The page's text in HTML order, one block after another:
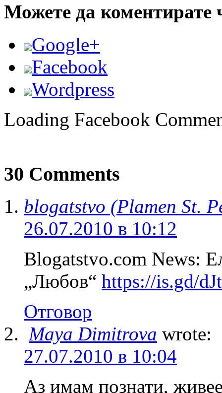
Можете да коментирате
Google+
Facebook
Wordpress
Loading Facebook
30 Comments
blogatstvo (Plamen St.
26.07.2010 в 10:12
Blogatstvo.com News:
„Любов“ https://is.gd/
Отговор
Maya Dimitrova wrote:
27.07.2010 в 10:04
Аз имам познати,